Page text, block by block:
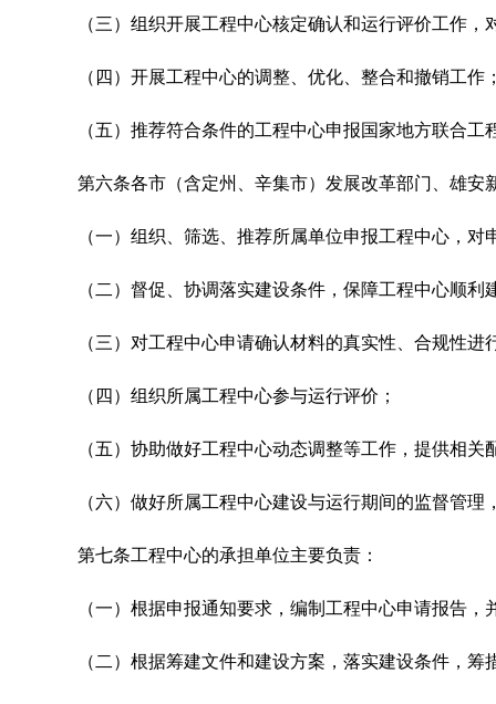
（三）组织开展工程中心核定确认和运行评价工作
（四）开展工程中心的调整、优化、整合和撤销工作
（五）推荐符合条件的工程中心申报国家地方联合
第六条各市（含定州、辛集市）发展改革部门、雄
（一）组织、筛选、推荐所属单位申报工程中心，
（二）督促、协调落实建设条件，保障工程中心顺利
（三）对工程中心申请确认材料的真实性、合规性
（四）组织所属工程中心参与运行评价；
（五）协助做好工程中心动态调整等工作，提供相关
（六）做好所属工程中心建设与运行期间的监督管
第七条工程中心的承担单位主要负责：
（一）根据申报通知要求，编制工程中心申请报告
（二）根据筹建文件和建设方案，落实建设条件，